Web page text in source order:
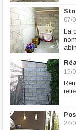
07/
La
15/
24/